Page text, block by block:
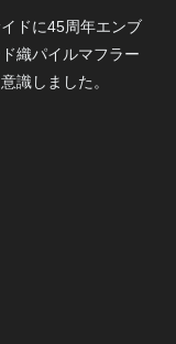
ドに45周年エンブ
織パイルマフラー
識しました。